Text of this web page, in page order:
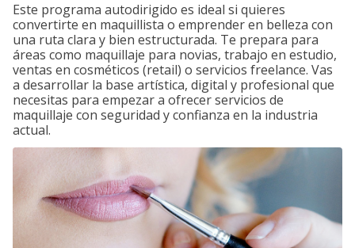
Este programa autodirigido es ideal si quieres
convertirte en maquillista o emprender en belleza con
una ruta clara y bien estructurada. Te prepara para
áreas como maquillaje para novias, trabajo en estudio,
ventas en cosméticos (retail) o servicios freelance. Vas
a desarrollar la base artística, digital y profesional que
necesitas para empezar a ofrecer servicios de
maquillaje con seguridad y confianza en la industria
actual.